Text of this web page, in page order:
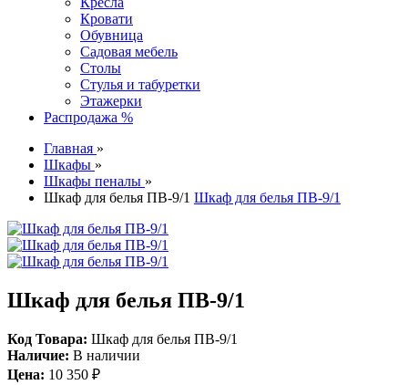
Кровати
Обувница
Садовая мебель
Столы
Стулья и табуретки
Этажерки
Распродажа %
Главная »
Шкафы »
Шкафы пеналы »
Шкаф для белья ПВ-9/1 Шкаф для белья ПВ-9/1
Шкаф для белья ПВ-9/1
Код Товара: Шкаф для белья ПВ-9/1
Наличие: В наличии
Цена: 10 350 ₽